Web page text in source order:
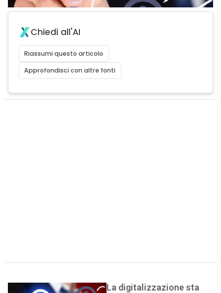
Chiedi all'AI
Riassumi questo articolo
Approfondisci con altre fonti
La digitalizzazione sta